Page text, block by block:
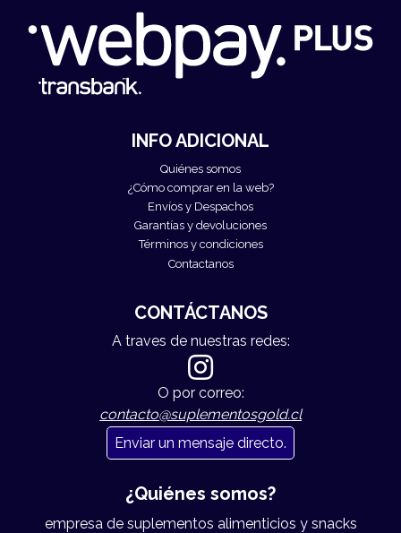
INFO ADICIONAL
Quiénes somos
¿Cómo comprar en la web?
Envíos y Despachos
Garantías y devoluciones
Términos y condiciones
Contactanos
CONTÁCTANOS
A traves de nuestras redes:
O por correo:
contacto@suplementosgold.cl
Enviar un mensaje directo.
¿Quiénes somos?
empresa de suplementos alimenticios y snacks